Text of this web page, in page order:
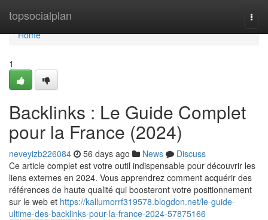
topsocialplan
Home
Home
1
Backlinks : Le Guide Complet
pour la France (2024)
neveyizb226084 56 days ago News
Discuss
Ce article complet est votre outil indispensable pour découvrir les
liens externes en 2024. Vous apprendrez comment acquérir des
références de haute qualité qui boosteront votre positionnement
sur le web et https://kallumorrf319578.blogdon.net/le-guide-
ultime-des-backlinks-pour-la-france-2024-57875166